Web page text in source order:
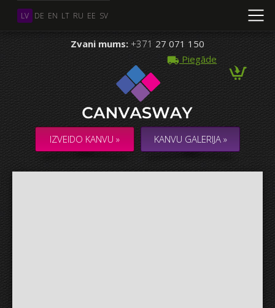
LV DE EN LT RU EE SV
Zvani mums: +371 27 071 150
Piegāde
IZVEIDO KANVU » KANVU GALERIJA »
Vairāki Foto
KOLĀŽA / KOMPOZĪCIJA no vairākiem Foto